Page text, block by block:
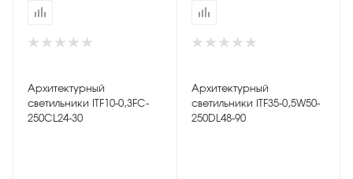
Архитектурный
светильники ITF10-0,3FC-
250CL24-30
Архитектурный
светильники ITF35-0,5W50-
250DL48-90